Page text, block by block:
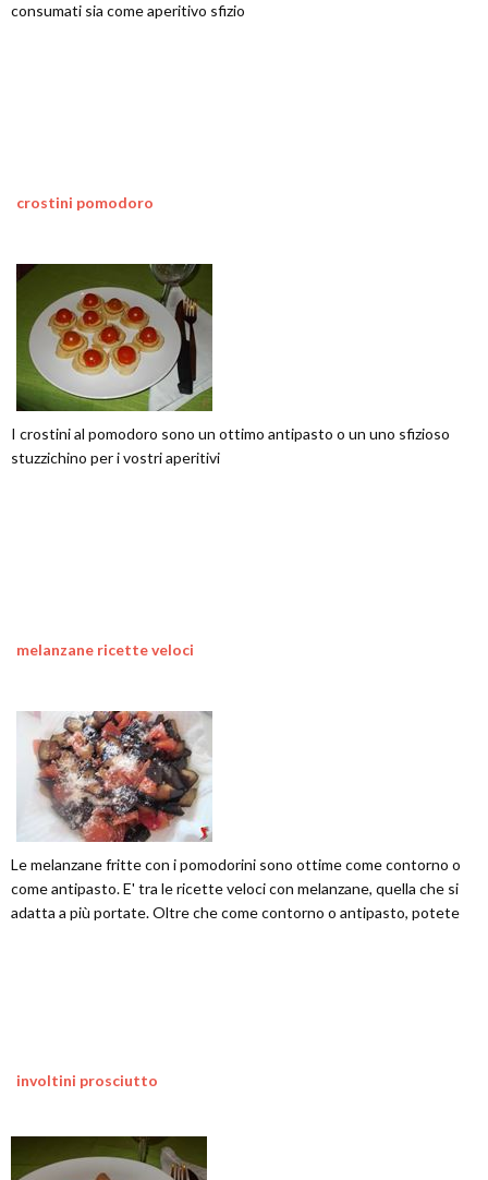
consumati sia come aperitivo sfizio
crostini pomodoro
I crostini al pomodoro sono un ottimo antipasto o un uno sfizioso
stuzzichino per i vostri aperitivi
melanzane ricette veloci
Le melanzane fritte con i pomodorini sono ottime come contorno o
come antipasto. E' tra le ricette veloci con melanzane, quella che si
adatta a più portate. Oltre che come contorno o antipasto, potete
involtini prosciutto